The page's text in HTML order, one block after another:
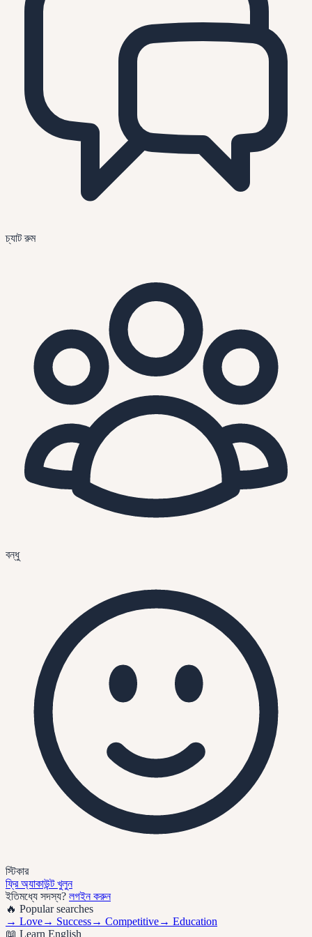
চ্যাট রুম
বন্ধু
স্টিকার
ফ্রি অ্যাকাউন্ট খুলুন
ইতিমধ্যে সদস্য? লগইন করুন
🔥 Popular searches
→ Love→ Success→ Competitive→ Education
📖 Learn English